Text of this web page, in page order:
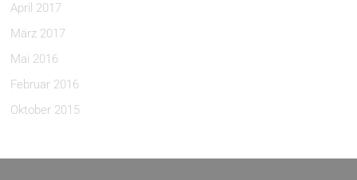
April 2017
März 2017
Mai 2016
Februar 2016
Oktober 2015